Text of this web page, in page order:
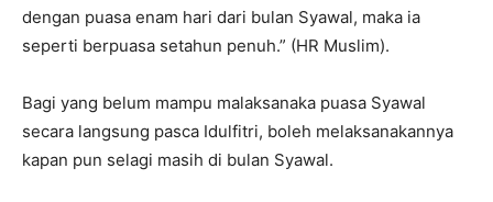
dengan puasa enam hari dari bulan Syawal, maka ia
seperti berpuasa setahun penuh.” (HR Muslim).
Bagi yang belum mampu malaksanaka puasa Syawal
secara langsung pasca Idulfitri, boleh melaksanakannya
kapan pun selagi masih di bulan Syawal.